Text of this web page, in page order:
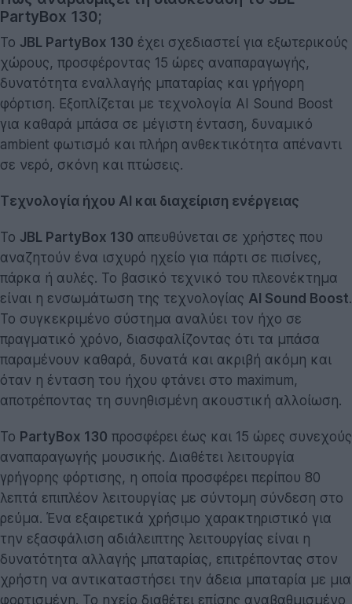
PartyBox 130;
Το JBL PartyBox 130 έχει σχεδιαστεί για εξωτερικούς
χώρους, προσφέροντας 15 ώρες αναπαραγωγής,
δυνατότητα εναλλαγής μπαταρίας και γρήγορη
φόρτιση. Εξοπλίζεται με τεχνολογία AI Sound Boost
για καθαρά μπάσα σε μέγιστη ένταση, δυναμικό
ambient φωτισμό και πλήρη ανθεκτικότητα απέναντι
σε νερό, σκόνη και πτώσεις.
Τεχνολογία ήχου AI και διαχείριση ενέργειας
Το JBL PartyBox 130 απευθύνεται σε χρήστες που
αναζητούν ένα ισχυρό ηχείο για πάρτι σε πισίνες,
πάρκα ή αυλές. Το βασικό τεχνικό του πλεονέκτημα
είναι η ενσωμάτωση της τεχνολογίας AI Sound Boost.
Το συγκεκριμένο σύστημα αναλύει τον ήχο σε
πραγματικό χρόνο, διασφαλίζοντας ότι τα μπάσα
παραμένουν καθαρά, δυνατά και ακριβή ακόμη και
όταν η ένταση του ήχου φτάνει στο maximum,
αποτρέποντας τη συνηθισμένη ακουστική αλλοίωση.
Το PartyBox 130 προσφέρει έως και 15 ώρες συνεχούς
αναπαραγωγής μουσικής. Διαθέτει λειτουργία
γρήγορης φόρτισης, η οποία προσφέρει περίπου 80
λεπτά επιπλέον λειτουργίας με σύντομη σύνδεση στο
ρεύμα. Ένα εξαιρετικά χρήσιμο χαρακτηριστικό για
την εξασφάλιση αδιάλειπτης λειτουργίας είναι η
δυνατότητα αλλαγής μπαταρίας, επιτρέποντας στον
χρήστη να αντικαταστήσει την άδεια μπαταρία με μια
φορτισμένη. Το ηχείο διαθέτει επίσης αναβαθμισμένο